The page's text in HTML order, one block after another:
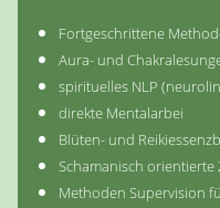
Fortgeschrittene
Aura- und
spirituelles NLP
direkte
Blüten- und
Schamanisch orientierte
Methoden Supervision